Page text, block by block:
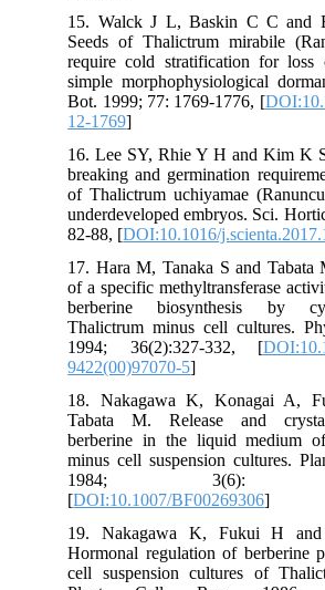
15. Walck J L, Baskin C C
Seeds of Thalictrum mirabile
require cold stratification for
simple morphophysiological
Bot. 1999; 77: 1769-1776, [
12-1769
16. Lee SY, Rhie Y H and Kim
breaking and germination
of Thalictrum uchiyamae
underdeveloped embryos. Sci.
82-88, [DOI:10.1016/
17. Hara M, Tanaka S and
of a specific methyltransferase
berberine biosynthesis
Thalictrum minus cell cultures.
1994; 36(2):327-332, [
9422(00)97070-5
18. Nakagawa K, Konagai
Tabata M. Release and
berberine in the liquid
minus cell suspension cultures.
1984; 3(6):
[DOI:10.1007/BF00269306
19. Nakagawa K, Fukui H
Hormonal regulation of
cell suspension cultures of